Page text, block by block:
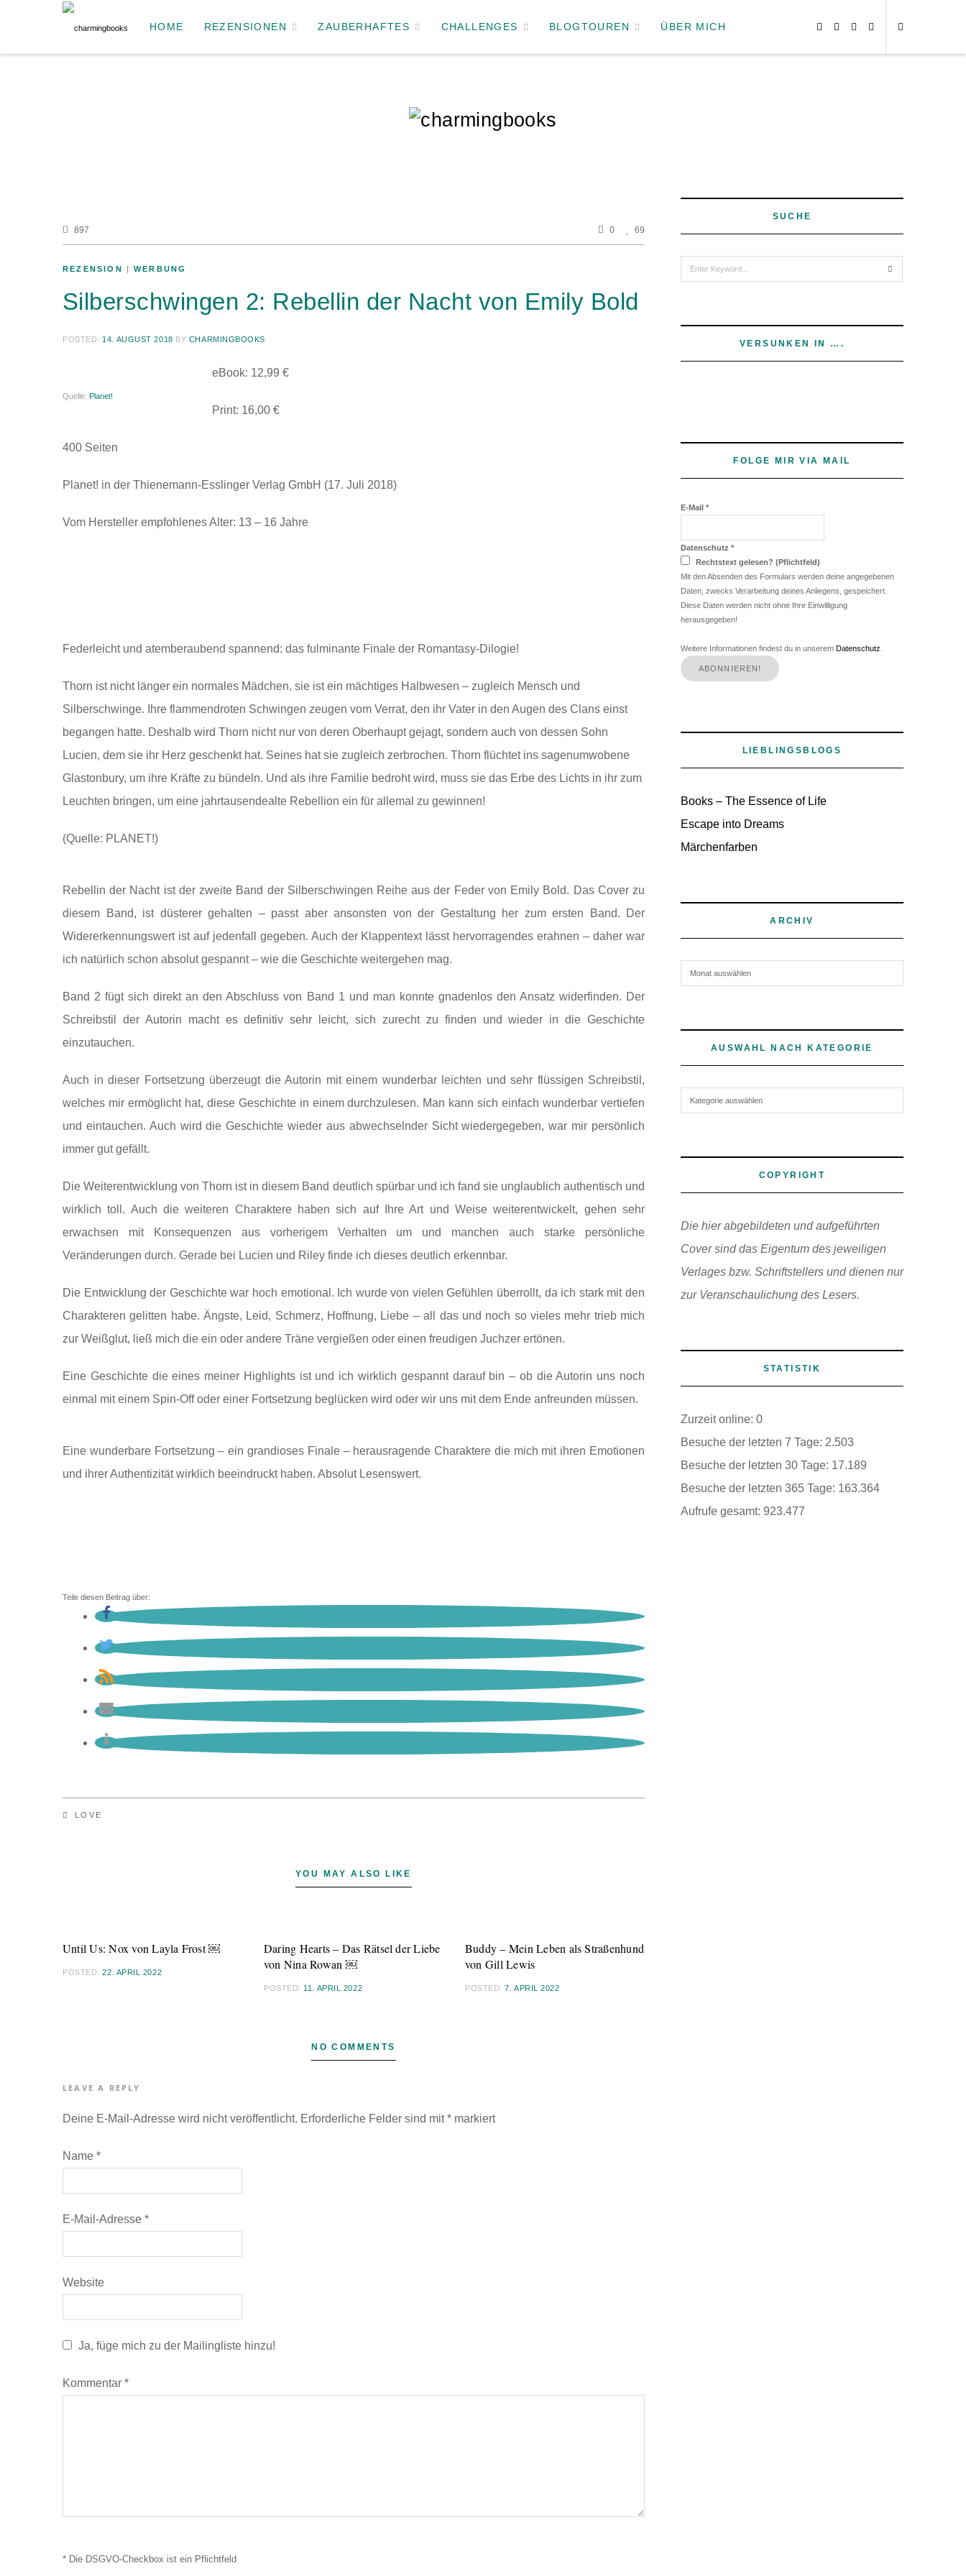
HOME REZENSIONEN ZAUBERHAFTES CHALLENGES BLOGTOUREN ÜBER MICH
897 0 69
REZENSION | WERBUNG
Silberschwingen 2: Rebellin der Nacht von Emily Bold
POSTED: 14. AUGUST 2018 BY CHARMINGBOOKS
Quelle: Planet!
eBook: 12,99 €
Print: 16,00 €
400 Seiten
Planet! in der Thienemann-Esslinger Verlag GmbH (17. Juli 2018)
Vom Hersteller empfohlenes Alter: 13 – 16 Jahre
Federleicht und atemberaubend spannend: das fulminante Finale der Romantasy-Dilogie!
Thorn ist nicht länger ein normales Mädchen, sie ist ein mächtiges Halbwesen – zugleich Mensch und
Silberschwinge. Ihre flammendroten Schwingen zeugen vom Verrat, den ihr Vater in den Augen des Clans einst
begangen hatte. Deshalb wird Thorn nicht nur von deren Oberhaupt gejagt, sondern auch von dessen Sohn
Lucien, dem sie ihr Herz geschenkt hat. Seines hat sie zugleich zerbrochen. Thorn flüchtet ins sagenumwobene
Glastonbury, um ihre Kräfte zu bündeln. Und als ihre Familie bedroht wird, muss sie das Erbe des Lichts in ihr zum
Leuchten bringen, um eine jahrtausendealte Rebellion ein für allemal zu gewinnen!
(Quelle: PLANET!)
Rebellin der Nacht ist der zweite Band der Silberschwingen Reihe aus der Feder von Emily Bold. Das Cover zu
diesem Band, ist düsterer gehalten – passt aber ansonsten von der Gestaltung her zum ersten Band. Der
Widererkennungswert ist auf jedenfall gegeben. Auch der Klappentext lässt hervorragendes erahnen – daher war
ich natürlich schon absolut gespannt – wie die Geschichte weitergehen mag.
Band 2 fügt sich direkt an den Abschluss von Band 1 und man konnte gnadenlos den Ansatz widerfinden. Der
Schreibstil der Autorin macht es definitiv sehr leicht, sich zurecht zu finden und wieder in die Geschichte
einzutauchen.
Auch in dieser Fortsetzung überzeugt die Autorin mit einem wunderbar leichten und sehr flüssigen Schreibstil,
welches mir ermöglicht hat, diese Geschichte in einem durchzulesen. Man kann sich einfach wunderbar vertiefen
und eintauchen. Auch wird die Geschichte wieder aus abwechselnder Sicht wiedergegeben, war mir persönlich
immer gut gefällt.
Die Weiterentwicklung von Thorn ist in diesem Band deutlich spürbar und ich fand sie unglaublich authentisch und
wirklich toll. Auch die weiteren Charaktere haben sich auf Ihre Art und Weise weiterentwickelt, gehen sehr
erwachsen mit Konsequenzen aus vorherigem Verhalten um und manchen auch starke persönliche
Veränderungen durch. Gerade bei Lucien und Riley finde ich dieses deutlich erkennbar.
Die Entwicklung der Geschichte war hoch emotional. Ich wurde von vielen Gefühlen überrollt, da ich stark mit den
Charakteren gelitten habe. Ängste, Leid, Schmerz, Hoffnung, Liebe – all das und noch so vieles mehr trieb mich
zur Weißglut, ließ mich die ein oder andere Träne vergießen oder einen freudigen Juchzer ertönen.
Eine Geschichte die eines meiner Highlights ist und ich wirklich gespannt darauf bin – ob die Autorin uns noch
einmal mit einem Spin-Off oder einer Fortsetzung beglücken wird oder wir uns mit dem Ende anfreunden müssen.
Eine wunderbare Fortsetzung – ein grandioses Finale – herausragende Charaktere die mich mit ihren Emotionen
und ihrer Authentizität wirklich beeindruckt haben. Absolut Lesenswert.
Teile diesen Beitrag über:
LOVE
YOU MAY ALSO LIKE
Until Us: Nox von Layla Frost ￼
POSTED:22. APRIL 2022
Daring Hearts – Das Rätsel der Liebe
von Nina Rowan ￼
POSTED: 11. APRIL 2022
Buddy – Mein Leben als Straßenhund
von Gill Lewis
POSTED:7. APRIL 2022
NO COMMENTS
LEAVE A REPLY
Deine E-Mail-Adresse wird nicht veröffentlicht. Erforderliche Felder sind mit* markiert
Name *
E-Mail-Adresse *
Website
Ja, füge mich zu der Mailingliste hinzu!
Kommentar *
* Die DSGVO-Checkbox ist ein Pflichtfeld
SUCHE
VERSUNKEN IN ….
FOLGE MIR VIA MAIL
E-Mail *
Datenschutz *
Rechtstext gelesen? (Pflichtfeld)
Mit den Absenden des Formulars werden deine angegebenen
Daten, zwecks Verarbeitung deines Anliegens, gespeichert.
Diese Daten werden nicht ohne Ihre Einwilligung
herausgegeben!
Weitere Informationen findest du in unserem Datenschutz
LIEBLINGSBLOGS
Books – The Essence of Life
Escape into Dreams
Märchenfarben
ARCHIV
AUSWAHL NACH KATEGORIE
COPYRIGHT
Die hier abgebildeten und aufgeführten
Cover sind das Eigentum des jeweiligen
Verlages bzw. Schriftstellers und dienen nur
zur Veranschaulichung des Lesers.
STATISTIK
Zurzeit online: 0
Besuche der letzten 7 Tage: 2.503
Besuche der letzten 30 Tage: 17.189
Besuche der letzten 365 Tage: 163.364
Aufrufe gesamt: 923.477